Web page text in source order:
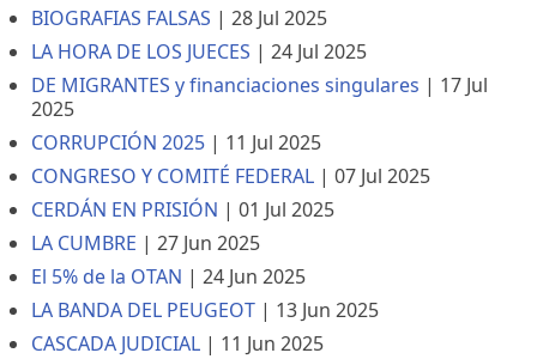
BIOGRAFIAS FALSAS | 28 Jul 2025
LA HORA DE LOS JUECES | 24 Jul 2025
DE MIGRANTES y financiaciones singulares | 17 Jul
2025
CORRUPCIÓN 2025 | 11 Jul 2025
CONGRESO Y COMITÉ FEDERAL | 07 Jul 2025
CERDÁN EN PRISIÓN | 01 Jul 2025
LA CUMBRE | 27 Jun 2025
El 5% de la OTAN | 24 Jun 2025
LA BANDA DEL PEUGEOT | 13 Jun 2025
CASCADA JUDICIAL | 11 Jun 2025